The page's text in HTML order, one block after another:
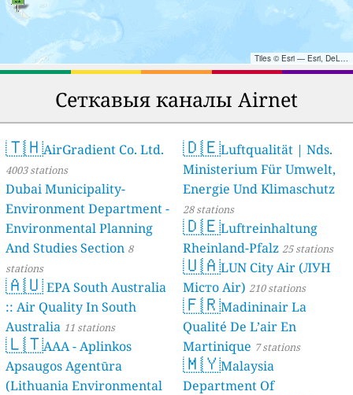
Сеткавыя каналы Airnet
🇹🇭AirGradient Co. Ltd.
4003 stations
Dubai Municipality-
Environment Department -
Environmental Planning
And Studies Section 8
stations
🇦🇺EPA South Australia
:: Air Quality In South
Australia 11 stations
🇱🇹AAA - Aplinkos
Apsaugos Agentūra
(Lithuania Environmental
🇩🇪Luftqualität | Nds.
Ministerium Für Umwelt,
Energie Und Klimaschutz
28 stations
🇩🇪Luftreinhaltung
Rheinland-Pfalz 25 stations
🇺🇦LUN City Air (ЛУН
Місто Air) 210 stations
🇫🇷Madininair La
Qualité De L’air En
Martinique 7 stations
🇲🇾Malaysia
Department Of